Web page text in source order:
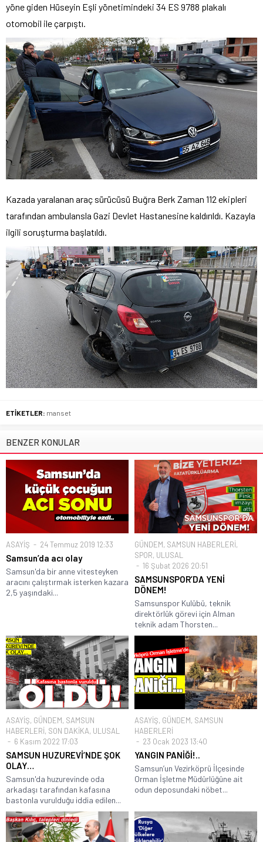
yöne giden Hüseyin Eşli yönetimindeki 34 ES 9788 plakalı
otomobil ile çarpıştı.
Kazada yaralanan araç sürücüsü Buğra Berk Zaman 112 ekipleri
tarafından ambulansla Gazi Devlet Hastanesine kaldırıldı. Kazayla
ilgili soruşturma başlatıldı.
ETİKETLER: manset
BENZER KONULAR
ASAYİŞ 24 Temmuz 2019 12:33
Samsun’da acı olay
Samsun'da bir anne vitesteyken
aracını çalıştırmak isterken kazara
2,5 yaşındaki...
GÜNDEM, SAMSUN HABERLERİ,
SPOR, ULUSAL
16 Şubat 2026 20:51
SAMSUNSPOR’DA YENİ
DÖNEM!
Samsunspor Kulübü, teknik
direktörlük görevi için Alman
teknik adam Thorsten...
ASAYİŞ, GÜNDEM, SAMSUN
HABERLERİ, SON DAKİKA, ULUSAL
6 Kasım 2022 17:03
SAMSUN HUZUREVİ’NDE ŞOK
OLAY…
Samsun'da huzurevinde oda
arkadaşı tarafından kafasına
bastonla vurulduğu iddia edilen...
ASAYİŞ, GÜNDEM, SAMSUN
HABERLERİ
23 Ocak 2023 13:40
YANGIN PANİĞİ!..
Samsun’un Vezirköprü İlçesinde
Orman İşletme Müdürlüğüne ait
odun deposundaki nöbet...